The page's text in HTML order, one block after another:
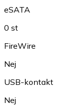
eSATA
0 st
FireWire
Nej
USB-kontakt
Nej